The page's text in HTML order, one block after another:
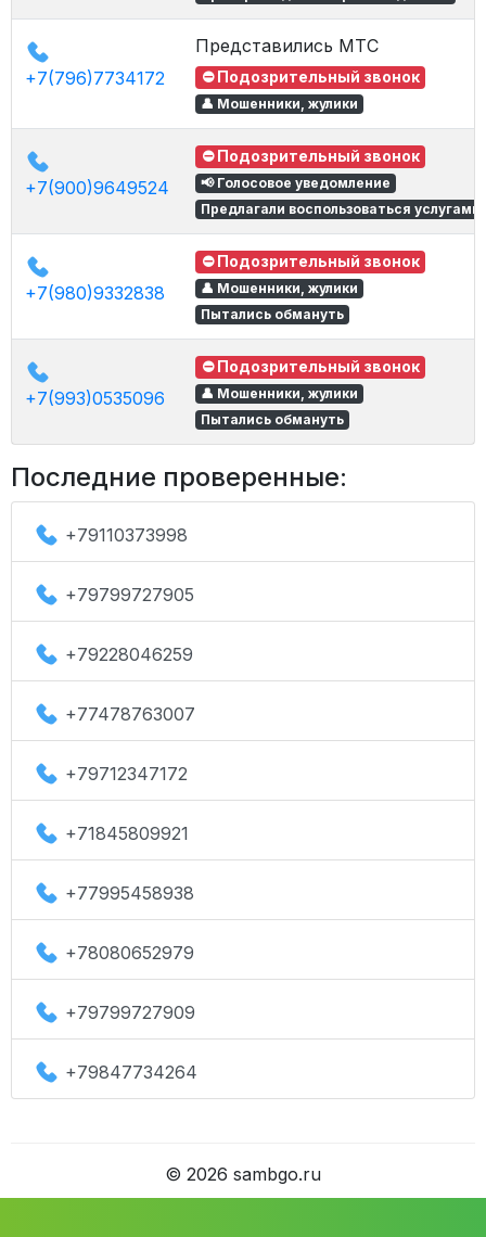
+7(796)7734172
Представились МТС
⛔ Подозрительный звонок
👤 Мошенники, жулики
+7(900)9649524
⛔ Подозрительный звонок
📢 Голосовое уведомление
Предлагали воспользоваться услугами
+7(980)9332838
⛔ Подозрительный звонок
👤 Мошенники, жулики
Пытались обмануть
+7(993)0535096
⛔ Подозрительный звонок
👤 Мошенники, жулики
Пытались обмануть
Последние проверенные:
+79110373998
+79799727905
+79228046259
+77478763007
+79712347172
+71845809921
+77995458938
+78080652979
+79799727909
+79847734264
© 2026 sambgo.ru